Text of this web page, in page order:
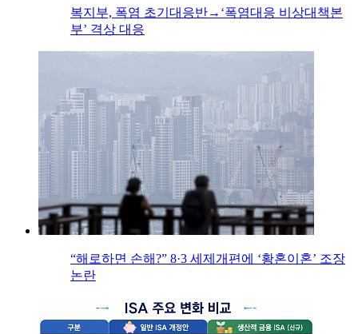
복지부, 폭염 초기대응반→‘폭염대응 비상대책본
부’ 격상 대응
“해로하면 손해?” 8·3 세제개편에 ‘황혼이혼’ 조장
논란